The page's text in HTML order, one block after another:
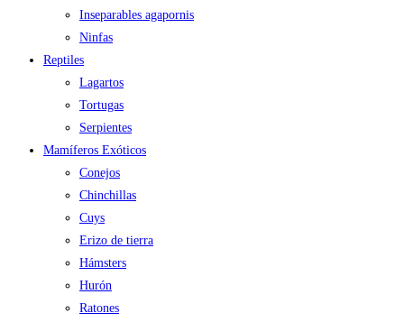
Inseparables agapornis
Ninfas
Reptiles
Lagartos
Tortugas
Serpientes
Mamíferos Exóticos
Conejos
Chinchillas
Cuys
Erizo de tierra
Hámsters
Hurón
Ratones